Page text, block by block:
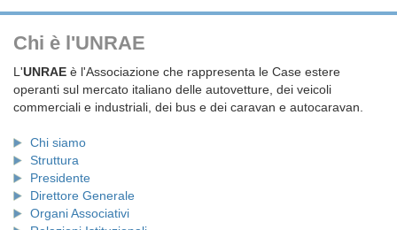
Chi è l'UNRAE
L'UNRAE è l'Associazione che rappresenta le Case estere
operanti sul mercato italiano delle autovetture, dei veicoli
commerciali e industriali, dei bus e dei caravan e autocaravan.
Chi siamo
Struttura
Presidente
Direttore Generale
Organi Associativi